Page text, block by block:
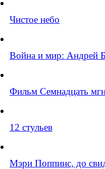
Чистое небо
Война и мир: Андрей
Фильм Семнадцать
12 стульев
Мэри Поппинс, до